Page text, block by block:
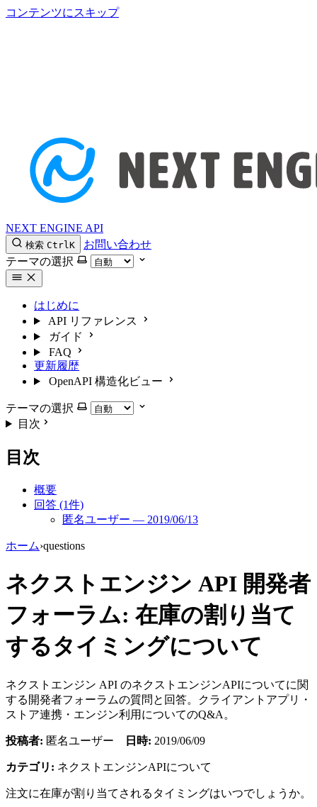
コンテンツにスキップ
NEXT ENGINE API
検索 CtrlK
お問い合わせ
テーマの選択
はじめに
API リファレンス
ガイド
FAQ
更新履歴
OpenAPI 構造化ビュー
テーマの選択
目次
目次
概要
回答 (1件)
匿名ユーザー — 2019/06/13
ホーム›questions
ネクストエンジン API 開発者
フォーラム: 在庫の割り当て
するタイミングについて
ネクストエンジン API のネクストエンジンAPIについてに関
する開発者フォーラムの質問と回答。クライアントアプリ・
ストア連携・エンジン利用についてのQ&A。
投稿者: 匿名ユーザー 日時: 2019/06/09
カテゴリ: ネクストエンジンAPIについて
注文に在庫が割り当てされるタイミングはいつでしょうか。